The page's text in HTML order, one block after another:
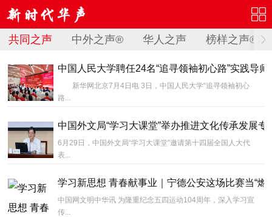
共同之声 中外之声® 华人之声 榜样之声®
中国人民大学聘任24名“追寻领袖初心路”实践导
新华网北京7月4日电 3日，中国人民大学“追寻领袖初心
路...
中国外文局“学习大课堂”举办推进文化传承发展专
6月29日，中国外文局“学习大课堂”邀请第十四届全国人大代
表...
学习新思想 青春献事业｜宁德公安这场比赛当“燃
中国网文明中华讯 为隆重纪念五四运动104周年，深入学习宣
传...